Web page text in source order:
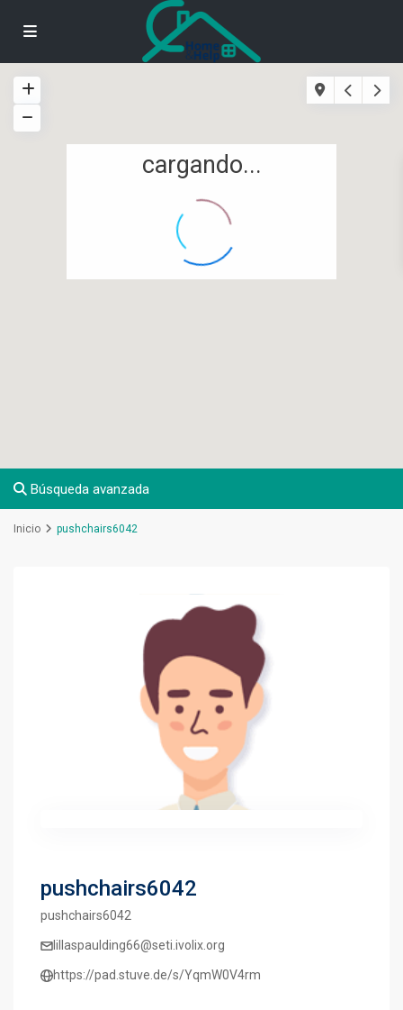
cargando...
Búsqueda avanzada
Inicio pushchairs6042
pushchairs6042
pushchairs6042
lillaspaulding66@seti.ivolix.org
https://pad.stuve.de/s/YqmW0V4rm